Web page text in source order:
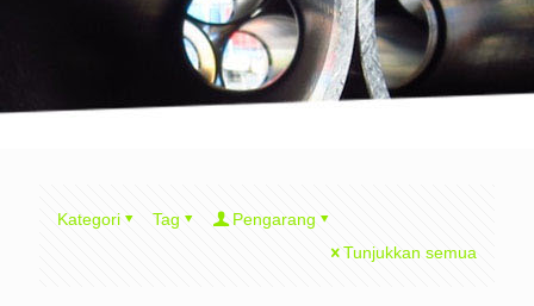
Kategori Tag
Pengarang
Tunjukkan semua